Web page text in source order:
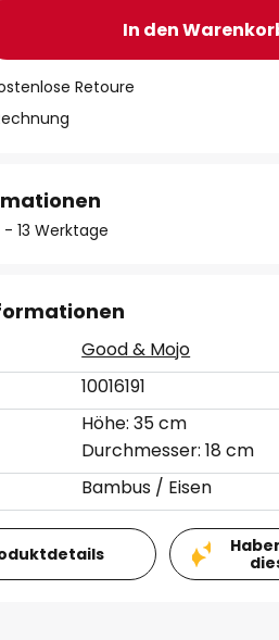
In den
Retoure
13 Werktage
Good & Mojo
10016191
Höhe: 35 cm
Durchmesser: 18 cm
Bambus / Eisen